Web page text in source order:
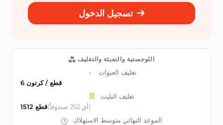
تسجيل الدخول
اللوجستية والتعبئة والتغليف
تغليف العبوات
6 قطع / كرتون
تغليف البليت
1512 قطع
(أي 252 صندوقاً)
الموعد النهائي متوسط ​​الاستهلاك